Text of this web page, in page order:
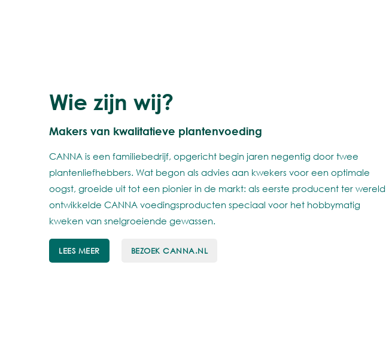
Wie zijn wij?
Makers van kwalitatieve plantenvoeding
CANNA is een familiebedrijf, opgericht begin jaren negentig door twee
plantenliefhebbers. Wat begon als advies aan kwekers voor een optimale
oogst, groeide uit tot een pionier in de markt: als eerste producent ter wereld
ontwikkelde CANNA voedingsproducten speciaal voor het hobbymatig
kweken van snelgroeiende gewassen.
LEES MEER BEZOEK CANNA.NL